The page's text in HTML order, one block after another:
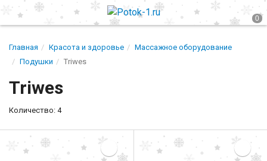
Главная Красота и здоровье
Массажное оборудование
Подушки
Triwes
Triwes
Количество: 4